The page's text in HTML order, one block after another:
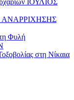
Φυλή
στη Νίκαια